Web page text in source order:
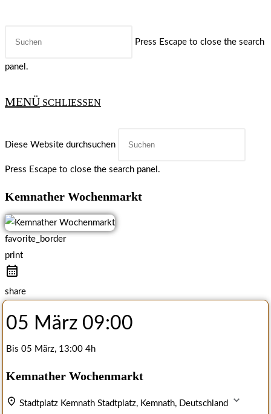
Press Escape to close the search
panel.
MENÜ SCHLIESSEN
Diese Website durchsuchen
Press Escape to close the search panel.
Kemnather Wochenmarkt
favorite_border
print
share
05 März 09:00
Bis 05 März, 13:00 4h
Kemnather Wochenmarkt
Stadtplatz Kemnath Stadtplatz, Kemnath, Deutschland